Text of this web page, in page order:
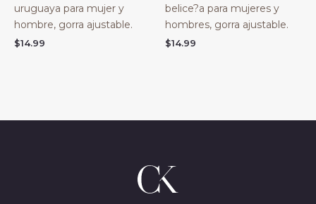
uruguaya para mujer y
hombre, gorra ajustable.
$14.99
belice?a para mujeres y
hombres, gorra ajustable.
$14.99